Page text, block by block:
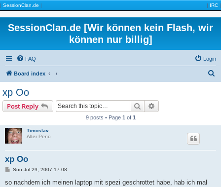
| SessionClan.de | | IRC |
SessionClan.de [Wir können kein Flash, wir
können nur billig]
FAQ Login
Board index
xp Oo
Post Reply Search
9 posts • Page 1 of 1
Timoslav
Alter Peno
xp Oo
P
s
Sun Jul 29, 2007 17:08
so nachdem ich meinen laptop mit spezi geschrottet habe, hab ich mal